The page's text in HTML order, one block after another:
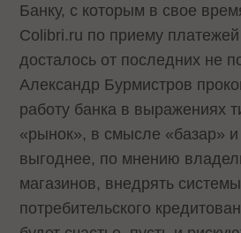
Банку, с которым в свое
Colibri.ru по приему платежей
досталось от последних не
Александр Бурмистров
работу банка в выражениях
«рынок», в смысле «базар» и
выгоднее, по мнению
магазинов, внедрять системы
потребительского